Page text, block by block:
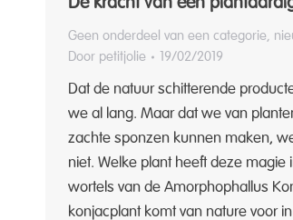
Geen onderdeel van een categorie,
Door petitjolie 19/02/2019
Dat de natuur schitterende
we al lang. Maar dat we van
zachte sponzen kunnen maken,
niet. Welke plant heeft deze magie
wortels van de Amorphophallus
konjacplant komt van nature voor